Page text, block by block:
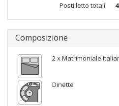
Posti letto totali
4
Composizione
2 x Matrimoniale
Dinette